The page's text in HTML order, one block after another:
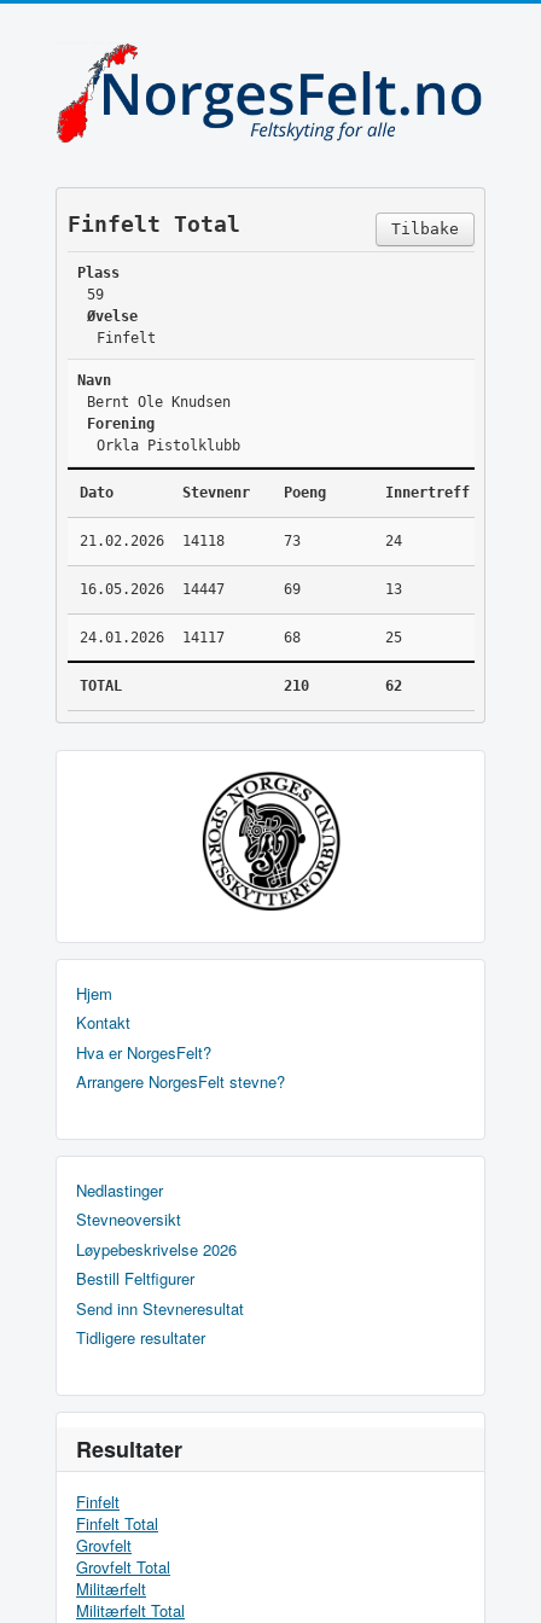
Tilbake
Finfelt Total
Plass
59
Øvelse
Finfelt
Navn
Bernt Ole Knudsen
Forening
Orkla Pistolklubb
Dato Stevnenr Poeng Innertreff
21.02.2026 14118 73 24
16.05.2026 14447 69 13
24.01.2026 14117 68 25
TOTAL 210 62
Hjem
Kontakt
Hva er NorgesFelt?
Arrangere NorgesFelt stevne?
Nedlastinger
Stevneoversikt
Løypebeskrivelse 2026
Bestill Feltfigurer
Send inn Stevneresultat
Tidligere resultater
Resultater
Finfelt
Finfelt Total
Grovfelt
Grovfelt Total
Militærfelt
Militærfelt Total